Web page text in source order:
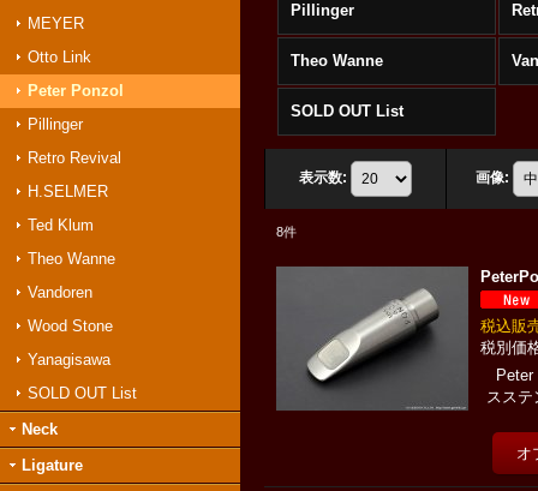
MEYER
Otto Link
Peter Ponzol
Pillinger
Retro Revival
H.SELMER
Ted Klum
Theo Wanne
Vandoren
Wood Stone
Yanagisawa
SOLD OUT List
Neck
Ligature
Pillinger
Theo Wanne
SOLD OUT List
表示数: 画像:
8件
税込
Peter
スス